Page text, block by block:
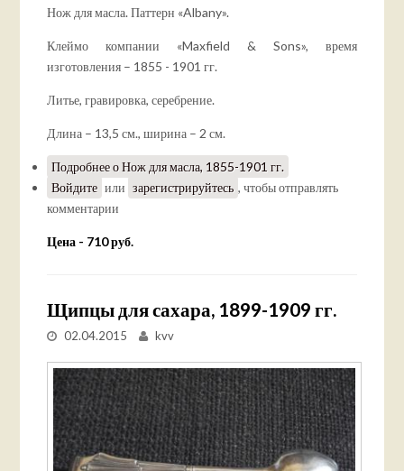
Нож для масла. Паттерн «Albany».
Клеймо компании «Maxfield & Sons», время
изготовления – 1855 - 1901 гг.
Литье, гравировка, серебрение.
Длина – 13,5 см., ширина – 2 см.
Подробнеео Нож для масла, 1855-1901 гг.
Войдите или зарегистрируйтесь , чтобы отправлять
комментарии
Цена - 710 руб.
Щипцы для сахара, 1899-1909 гг.
02.04.2015 kvv